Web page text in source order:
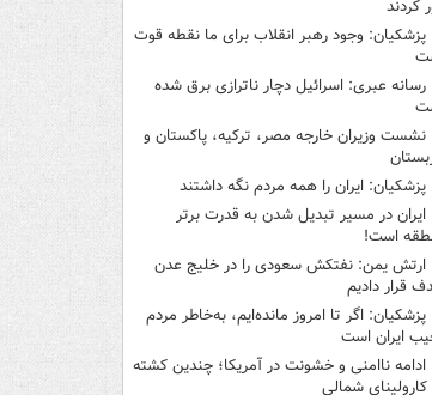
کردند
پزشکیان: وجود رهبر انقلاب برای ما نقطه قوت
رسانه عبری: اسرائیل دچار ناترازی برق شده
نشست وزیران خارجه مصر، ترکیه، پاکستان و
پزشکیان: ایران را همه مردم نگه داشتند
ایران در مسیر تبدیل شدن به قدرت برتر
است!
ارتش یمن: نفتکش سعودی را در خلیج عدن
قرار دادیم
پزشکیان: اگر تا امروز مانده‌ایم، به‌خاطر مردم
ایران است
ادامه ناامنی و خشونت در آمریکا؛ چندین کشته
کارولینای شمالی